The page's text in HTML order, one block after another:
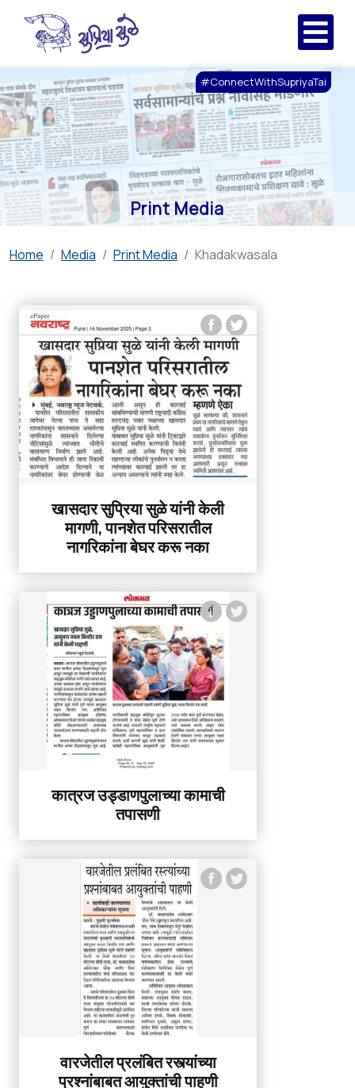
#ConnectWithSupriyaTai
Print Media
Home Media Print Media Khadakwasala
खासदार सुप्रिया सुळे यांनी केली
मागणी, पानशेत परिसरातील
नागरिकांना बेघर करू नका
कात्रज उड्डाणपुलाच्या कामाची
तपासणी
वारजेतील प्रलंबित रस्त्यांच्या
प्रश्नांबाबत आयुक्तांची पाहणी